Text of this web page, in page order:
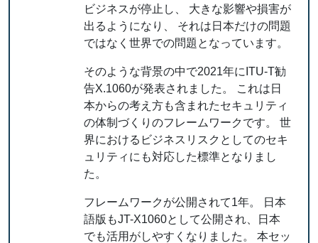
ビジネスが停止し、 大きな影響や損害が
出るようになり、 それは日本だけの問題
ではなく世界での問題となっています。
そのような背景の中で2021年にITU-T勧
告X.1060が発表されました。 これは日
本からの考え方も含まれたセキュリティ
の体制づくりのフレームワークです。 世
界におけるビジネスリスクとしてのセキ
ュリティにも対応した標準となりまし
た。
フレームワークが公開されて1年。 日本
語版もJT-X1060として公開され、日本
でも活用がしやすくなりました。 本セッ